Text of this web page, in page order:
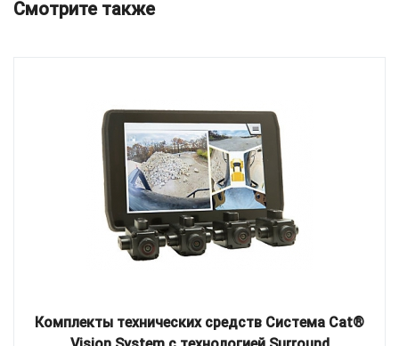
Смотрите также
Комплекты технических средств Система Cat®